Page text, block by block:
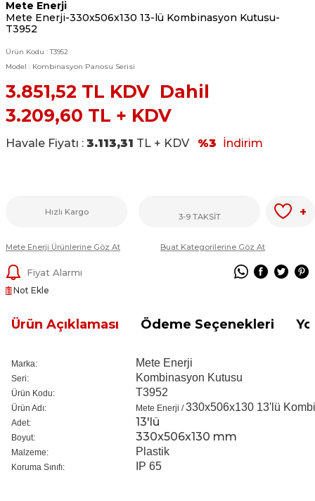
Mete Enerji
Mete Enerji-330x506x130 13-lü Kombinasyon Kutusu-
T3952
Ürün Kodu :T3952
Model : Kombinasyon Panosu Serisi
3.851,52 TL KDV Dahil
3.209,60 TL + KDV
Havale Fiyatı : 3.113,31 TL + KDV %3 İndirim
Hızlı Kargo 3-9 TAKSİT +
Mete Enerji Ürünlerine Göz At Buat Kategorilerine Göz At
Fiyat Alarmı
Not Ekle
Ürün Açıklaması Ödeme Seçenekleri
Marka: Mete Enerji
Seri: Kombinasyon Kutusu
Ürün Kodu: T3952
Ürün Adı: Mete Enerji /330x506x130 13'lü
Adet: 13'lü
Boyut: 330x506x130 mm
Malzeme: Plastik
Koruma Sınıfı: IP 65